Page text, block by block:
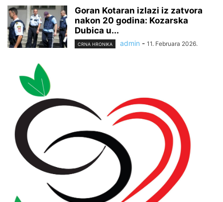
Goran Kotaran izlazi iz zatvora
nakon 20 godina: Kozarska
Dubica u...
CRNA HRONIKA admin - 11. Februara 2026.